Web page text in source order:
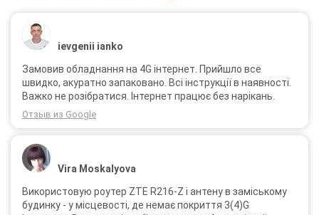
ievgenii ianko
Замовив обладнання на 4G інтернет. Прийшло все
швидко, акуратно запаковано. Всі інструкції в наявності.
Важко не розібратися. Інтернет працює без нарікань.
Отзыв из Google
Vira Moskalyova
Використовую роутер ZTE R216-Z і антену в заміському
будинку - у місцевості, де немає покриття 3(4)G